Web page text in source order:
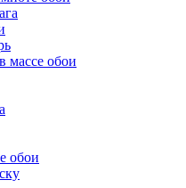
массе обои
обои